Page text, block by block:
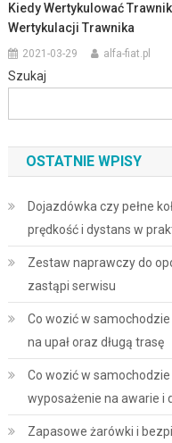
Kiedy Wertykulować
Wertykulacji Trawnika
2021-03-29 alfa-fiat.pl
Szukaj
OSTATNIE WPISY
Dojazdówka czy pełne
prędkość i dystans w
Zestaw naprawczy do
zastąpi serwisu
Co wozić w
na upał oraz długą trasę
Co wozić w
wyposażenie na awarie i
Zapasowe żarówki i